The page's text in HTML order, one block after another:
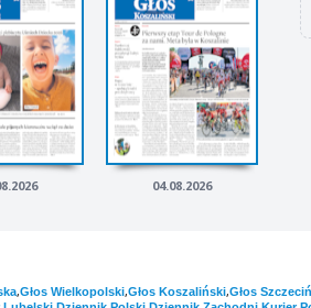
04.08.2026
,Głos Wielkopolski,Głos Koszaliński,Głos